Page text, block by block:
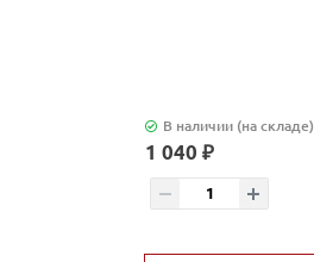
В наличии (на складе)
1 040 ₽